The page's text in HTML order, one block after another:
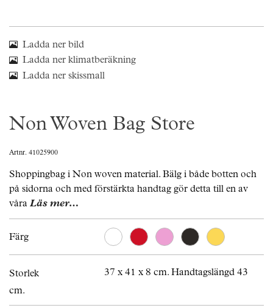
Ladda ner bild
Ladda ner klimatberäkning
Ladda ner skissmall
Non Woven Bag Store
Artnr. 41025900
Shoppingbag i Non woven material. Bälg i både botten och
på sidorna och med förstärkta handtag gör detta till en av
våra Läs mer…
Färg
Storlek
37 x 41 x 8 cm. Handtagslängd 43
cm.